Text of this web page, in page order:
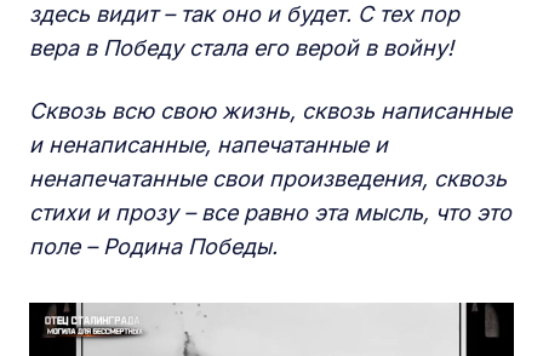
здесь видит – так оно и будет. С тех пор
вера в Победу стала его верой в войну!
Сквозь всю свою жизнь, сквозь написанные
и ненаписанные, напечатанные и
ненапечатанные свои произведения, сквозь
стихи и прозу – все равно эта мысль, что это
поле – Родина Победы.